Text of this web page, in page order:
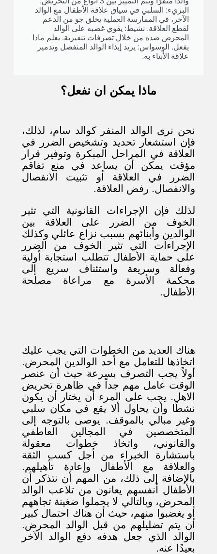
البريء: السلبي في سياق علاقة الأطفال مع الوالد
الآخر، في الممارسة العملية يخلق جو من الدعم
لقطع العلاقة. نشيط: يقوي غضبه على الوالد
المحرض ضده من خلال تصرفات تنفيرية. يعلم ماذا
يفعل. الوسواس: يريد إيذاء الوالد المنفصل وتدمير
علاقة الأبناء به.
ماذا يمكن ان نفعل؟
نحن نرى الوالد المنفر كوالد سام، لذلك،
فإن استشعار تحديد وتشخيص الضرر في
العلاقة في المراحل المبكرة وتوفير قرار
مؤقت يمكن أن يساعد في منع تفاقم
الضرر في العلاقة أو تثبيت الانفصال
والانفصال. رفض العلاقة.
لذلك فإن الإجراءات القانونية التي تثير
الخوف من الضرر على العلاقة بين
الوالدين وأبنائهم بسبب نزاع عائلي وكذلك
الإجراءات التي تثير الخوف من الضرر
على حماية الأطفال تتطلب استجابة أولية
وفعالة وسريعة واستئناف سريع إلى
محكمة الأسرة مع مراعاة مصلحة
الأطفال.
هناك العديد من الخطوات التي يجب عليك
اتخاذها للتعامل مع أحد الوالدين المحرض.
أولاً يجب التصرف بسرعة حيث أن عنصر
الوقت عامل مهم جداً في ظاهرة تحريض
الاهل. يجب على المرء أن يختار أن يكون
نشطًا وأن يحاول ألا يقع في مكان سلبي
وغير مبالي بالموقف. يوصى بالتوجه إلى
المتخصصين في المجالين العاطفي
والقانوني، واتخاذ خطوات معقولة
باستشارة الخبراء من أجل كسب الثقة
والعلاقة مع الأطفال وإعادة تأهيلهم.
بالإضافة إلى ذلك، من المهم أن نتذكر أن
الأطفال أنفسهم يعانون من تلاعب الوالد
المحرض، وبالتالي لا يحملوا ضغينة تجاههم
أو يغضبوا منهم، حيث أن هناك احتمال كبير
أن يتم تضليلهم من قبل الوالد المحرض.
الوالد الذي جعل هدفه دفع الوالد الآخر
بعيدًا عنه.